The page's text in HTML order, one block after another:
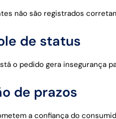
não são registrados
de status
o pedido gera insegurança
de prazos
a confiança do